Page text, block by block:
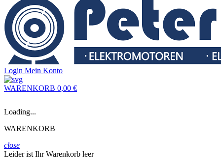
Login Mein Konto
WARENKORB 0,00 €
Loading...
WARENKORB
close
Leider ist Ihr Warenkorb leer